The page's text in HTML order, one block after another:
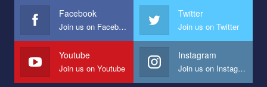
Facebook
Join us on Facebook
Twitter
Join us on Twitter
Youtube
Join us on Youtube
Instagram
Join us on Instagram